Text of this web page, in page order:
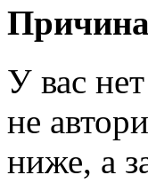
У вас
не
ниже, а